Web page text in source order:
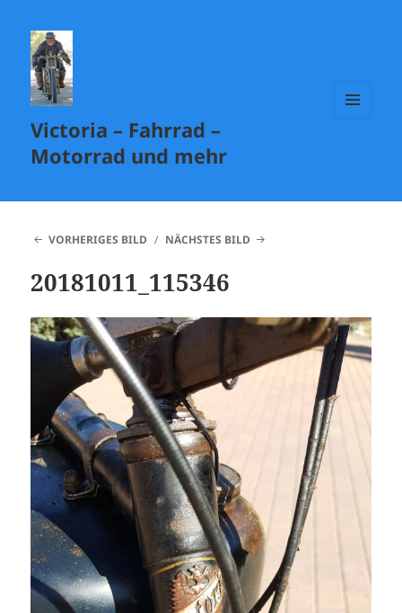
Victoria – Fahrrad –
Motorrad und mehr
VORHERIGES BILD NÄCHSTES BILD
20181011_115346